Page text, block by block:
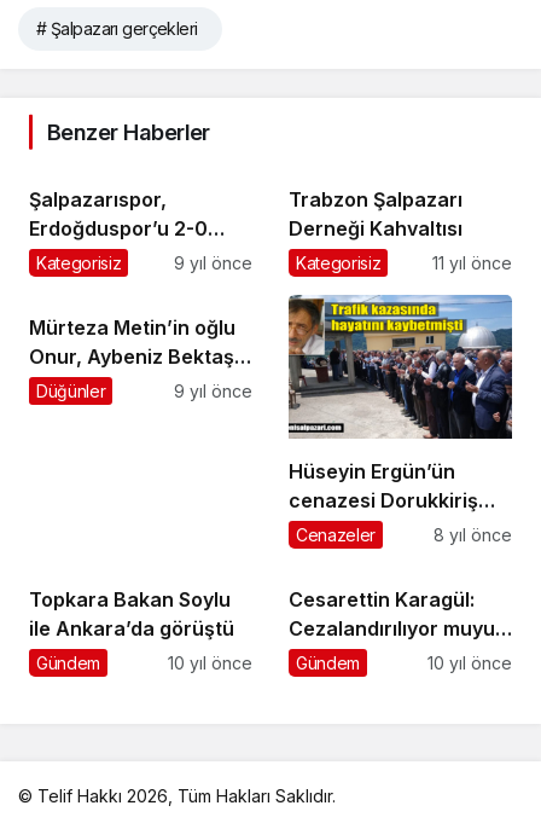
# Şalpazarı gerçekleri
Benzer Haberler
Şalpazarıspor,
Erdoğduspor’u 2-0
mağlup ederek
Kategorisiz 9 yıl önce
Trabzon Şalpazarı
Derneği Kahvaltısı
Kategorisiz 11 yıl önce
Mürteza Metin’in oğlu
Onur, Aybeniz Bektaş
ile evleniyor
Düğünler 9 yıl önce
Hüseyin Ergün’ün
cenazesi Dorukkiriş
Mahallesi’nde toprağa
Cenazeler 8 yıl önce
Topkara Bakan Soylu
ile Ankara’da görüştü
Gündem 10 yıl önce
Cesarettin Karagül:
Cezalandırılıyor muyuz
?Gündem 10 yıl önce
© Telif Hakkı 2026, Tüm Hakları Saklıdır.